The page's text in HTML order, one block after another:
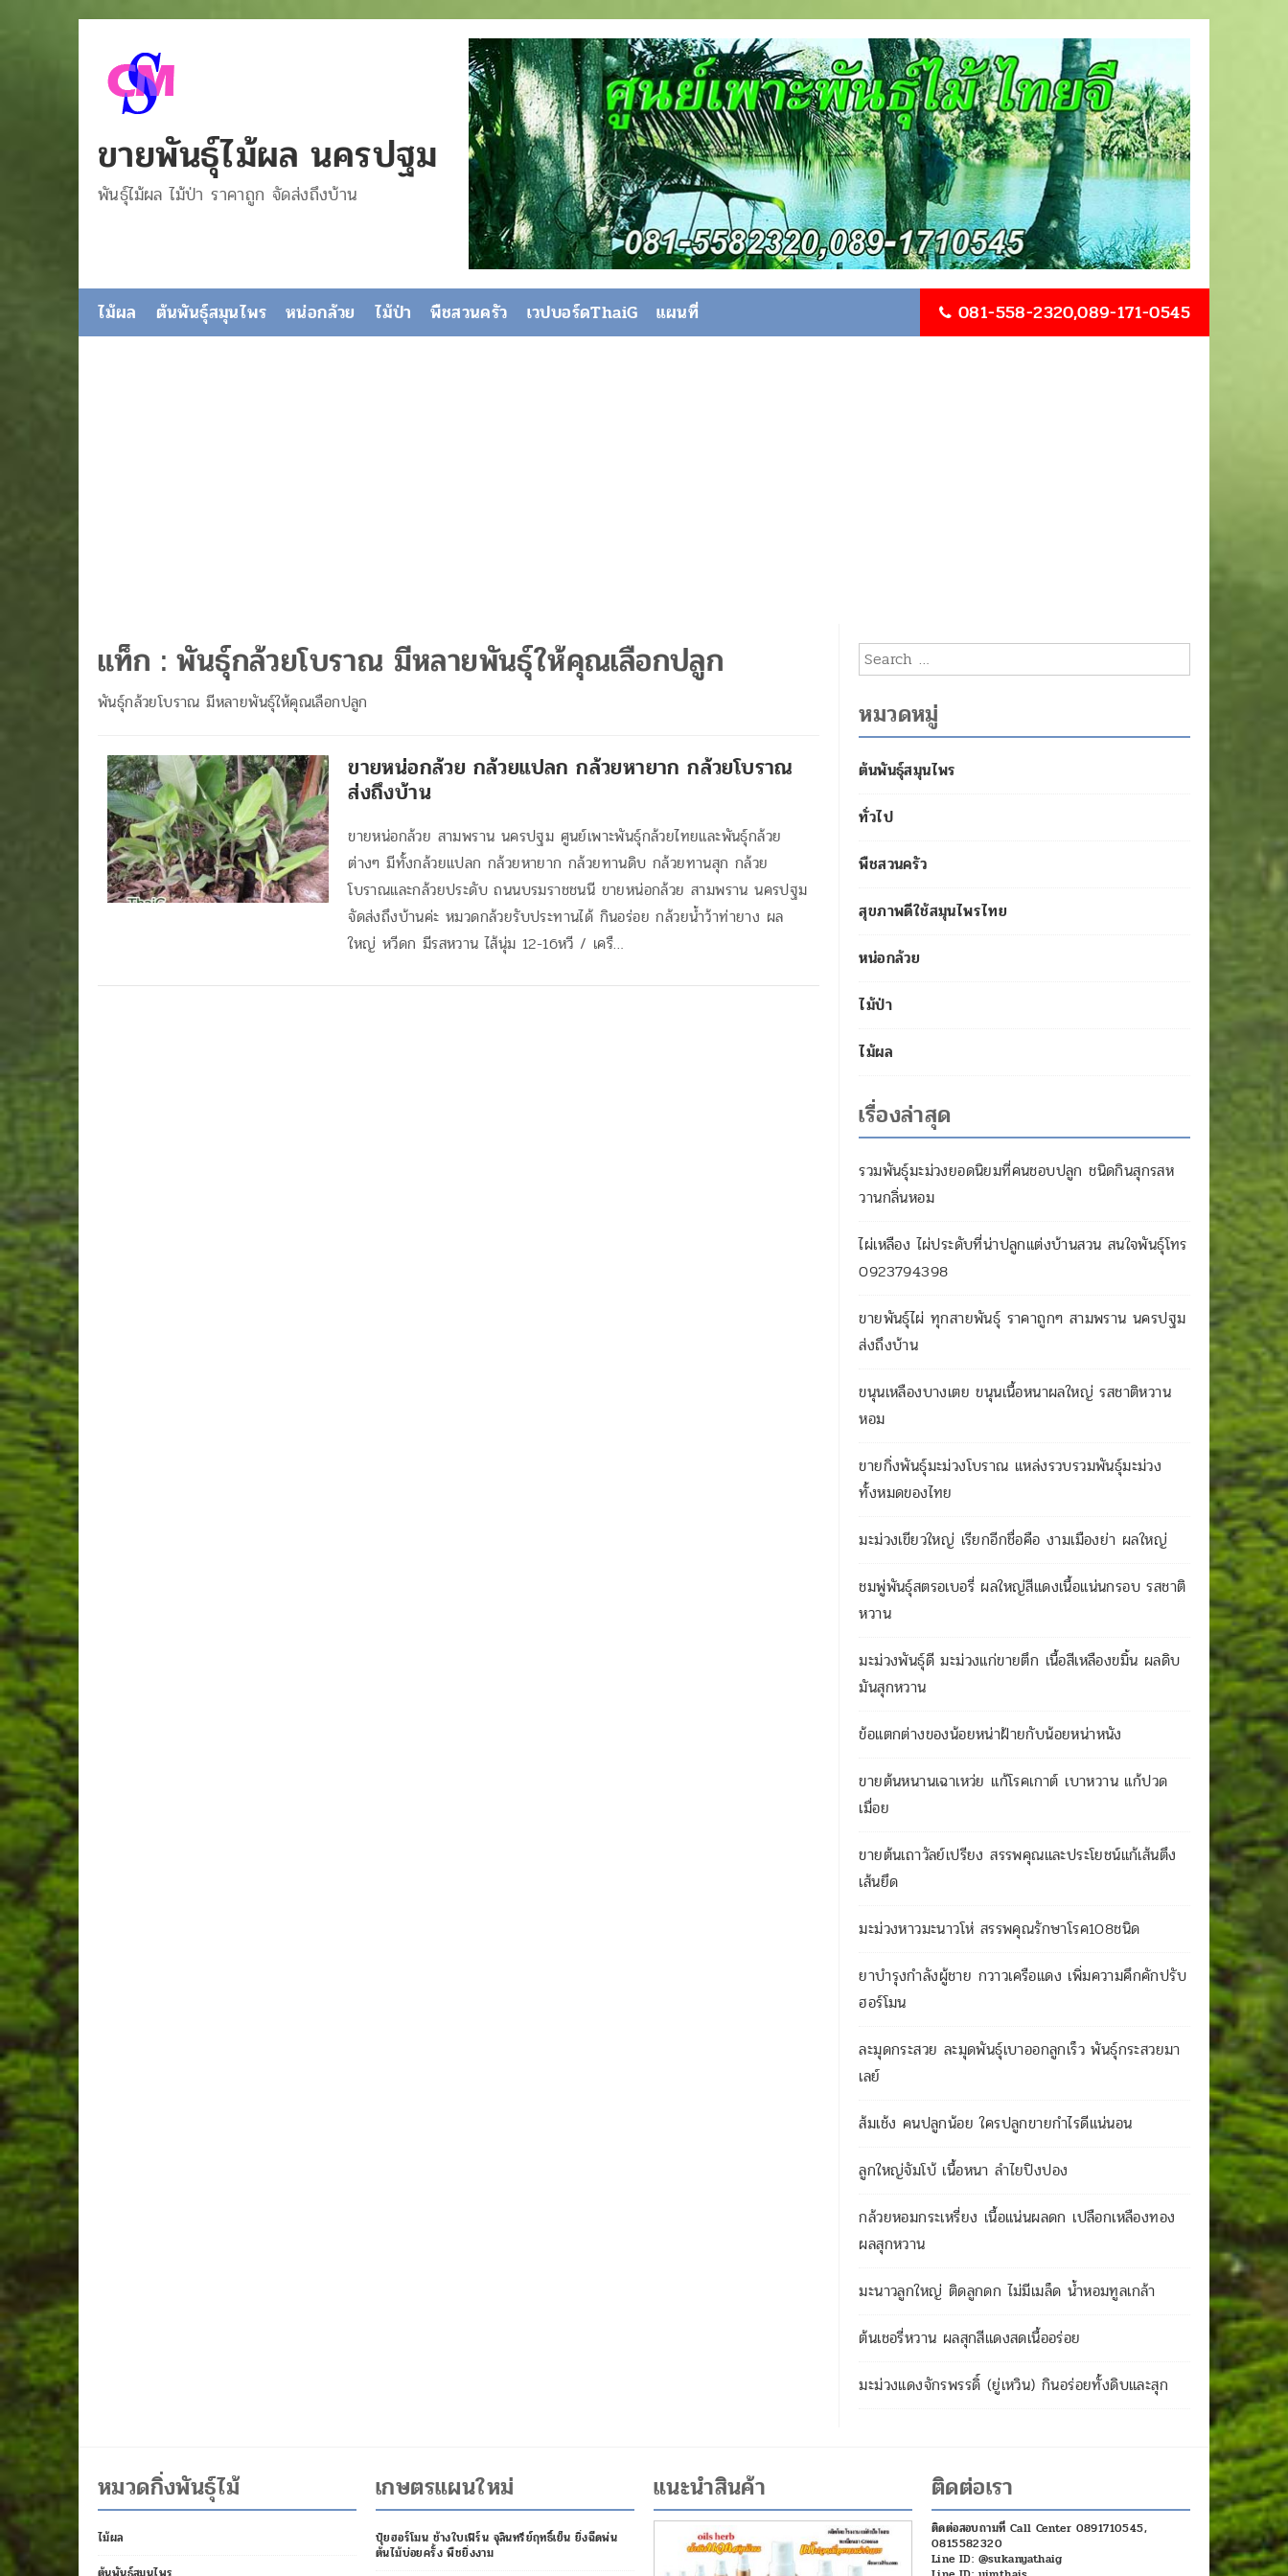
ขายพันธุ์ไม้ผล นครปฐม
พันธุ์ไม้ผล ไม้ป่า ราคาถูก จัดส่งถึงบ้าน
ไม้ผล ต้นพันธุ์สมุนไพร หน่อกล้วย ไม้ป่า พืชสวนครัว เวปบอร์ดThaiG แผนที่ 081-558-2320,089-171-0545
แท็ก :พันธุ์กล้วยโบราณ มีหลายพันธุ์ให้คุณเลือกปลูก
พันธุ์กล้วยโบราณ มีหลายพันธุ์ให้คุณเลือกปลูก
ขายหน่อกล้วย กล้วยแปลก กล้วยหายาก กล้วยโบราณ
ส่งถึงบ้าน
ขายหน่อกล้วย สามพราน นครปฐม ศูนย์เพาะพันธุ์กล้วยไทยและพันธุ์กล้วย
ต่างๆ มีทั้งกล้วยแปลก กล้วยหายาก กล้วยทานดิบ กล้วยทานสุก กล้วย
โบราณและกล้วยประดับ ถนนบรมราชชนนี ขายหน่อกล้วย สามพราน นครปฐม
จัดส่งถึงบ้านค่ะ หมวดกล้วยรับประทานได้ กินอร่อย กล้วยน้ำว้าท่ายาง ผล
ใหญ่ หวีดก มีรสหวาน ไส้นุ่ม 12-16หวี / เครื…
ผลการค้นหา: %s
หมวดหมู่
ต้นพันธุ์สมุนไพร
ทั่วไป
พืชสวนครัว
สุขภาพดีใช้สมุนไพรไทย
หน่อกล้วย
ไม้ป่า
ไม้ผล
เรื่องล่าสุด
รวมพันธุ์มะม่วงยอดนิยมที่คนชอบปลูก ชนิดกินสุกรสห
วานกลิ่นหอม
ไผ่เหลือง ไผ่ประดับที่น่าปลูกแต่งบ้านสวน สนใจพันธุ์โทร
0923794398
ขายพันธุ์ไผ่ ทุกสายพันธุ์ ราคาถูกๆ สามพราน นครปฐม
ส่งถึงบ้าน
ขนุนเหลืองบางเตย ขนุนเนื้อหนาผลใหญ่ รสชาติหวาน
หอม
ขายกิ่งพันธุ์มะม่วงโบราณ แหล่งรวบรวมพันธุ์มะม่วง
ทั้งหมดของไทย
มะม่วงเขียวใหญ่ เรียกอีกชื่อคือ งามเมืองย่า ผลใหญ่
ชมพู่พันธุ์สตรอเบอรี่ ผลใหญ่สีแดงเนื้อแน่นกรอบ รสชาติ
หวาน
มะม่วงพันธุ์ดี มะม่วงแก่ขายตึก เนื้อสีเหลืองขมิ้น ผลดิบ
มันสุกหวาน
ข้อแตกต่างของน้อยหน่าฝ้ายกับน้อยหน่าหนัง
ขายต้นหนานเฉาเหว่ย แก้โรคเกาต์ เบาหวาน แก้ปวด
เมื่อย
ขายต้นเถาวัลย์เปรียง สรรพคุณและประโยชน์แก้เส้นตึง
เส้นยึด
มะม่วงหาวมะนาวโห่ สรรพคุณรักษาโรค108ชนิด
ยาบำรุงกำลังผู้ชาย กวาวเครือแดง เพิ่มความคึกคักปรับ
ฮอร์โมน
ละมุดกระสวย ละมุดพันธุ์เบาออกลูกเร็ว พันธุ์กระสวยมา
เลย์
ส้มเช้ง คนปลูกน้อย ใครปลูกขายกำไรดีแน่นอน
ลูกใหญ่จัมโบ้ เนื้อหนา ลำไยปิงปอง
กล้วยหอมกระเหรี่ยง เนื้อแน่นผลดก เปลือกเหลืองทอง
ผลสุกหวาน
มะนาวลูกใหญ่ ติดลูกดก ไม่มีเมล็ด น้ำหอมทูลเกล้า
ต้นเชอรี่หวาน ผลสุกสีแดงสดเนื้ออร่อย
มะม่วงแดงจักรพรรดิ์ (ยู่เหวิน) กินอร่อยทั้งดิบและสุก
หมวดกิ่งพันธุ์ไม้
ไม้ผล
เกษตรแผนใหม่
ปุ๋ยฮอร์โมน ช้างใบเฟิร์น จุลินทรีย์ฤทธิ์เย็น ยิ่งฉีดพ่น
ต้นไม้บ่อยครั้ง พืชยิ่งงาม
แนะนำสินค้า ติดต่อเรา
ติดต่อสอบถามที่ Call Center 0891710545,
0815582320
Line ID: @sukanyathaig